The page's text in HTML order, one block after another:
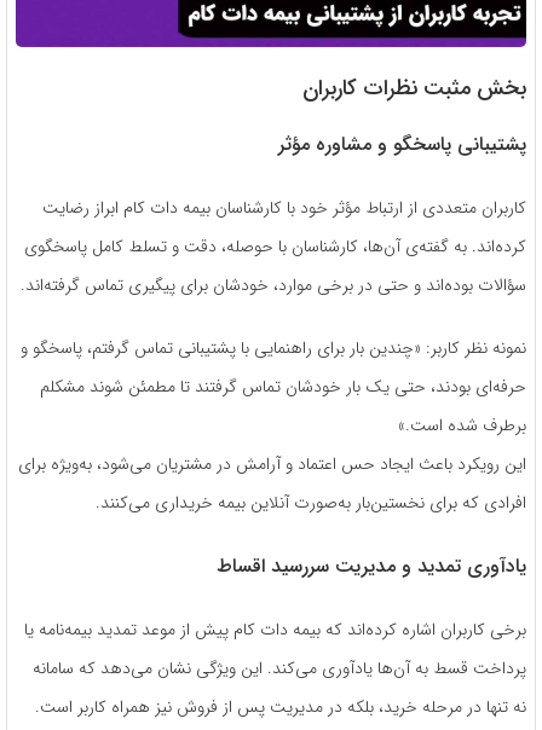
بخش مثبت نظرات کاربران
پشتیبانی پاسخگو و مشاوره مؤثر
کاربران متعددی از ارتباط مؤثر خود با کارشناسان بیمه دات کام ابراز رضایت
کرده‌اند. به گفته‌ی آن‌ها، کارشناسان با حوصله، دقت و تسلط کامل پاسخگوی
سؤالات بوده‌اند و حتی در برخی موارد، خودشان برای پیگیری تماس گرفته‌اند.
نمونه نظر کاربر: «چندین بار برای راهنمایی با پشتیبانی تماس گرفتم، پاسخگو و
حرفه‌ای بودند، حتی یک بار خودشان تماس گرفتند تا مطمئن شوند مشکلم
برطرف شده است.»
این رویکرد باعث ایجاد حس اعتماد و آرامش در مشتریان می‌شود، به‌ویژه برای
افرادی که برای نخستین‌بار به‌صورت آنلاین بیمه خریداری می‌کنند.
یادآوری تمدید و مدیریت سررسید اقساط
برخی کاربران اشاره کرده‌اند که بیمه دات کام پیش از موعد تمدید بیمه‌نامه یا
پرداخت قسط به آن‌ها یادآوری می‌کند. این ویژگی نشان می‌دهد که سامانه
نه تنها در مرحله خرید، بلکه در مدیریت پس از فروش نیز همراه کاربر است.